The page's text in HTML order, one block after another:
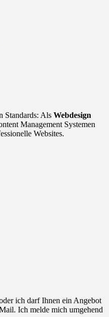
Standards: Als Webdesign
Management Systemen
Websites.
ich darf Ihnen ein Angebot
Ich melde mich umgehend